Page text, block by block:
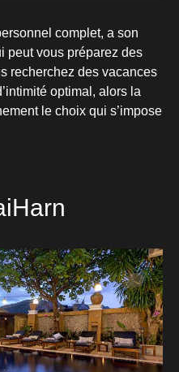
complet, a son
peut vous préparez des
recherchez des vacances
optimal, alors la
le choix qui s’impose